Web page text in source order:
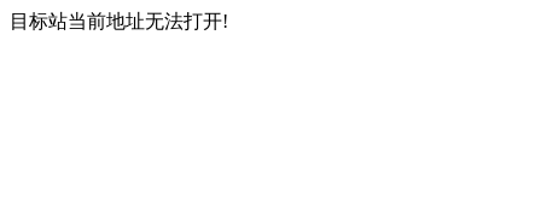
目标站当前地址无法打开!